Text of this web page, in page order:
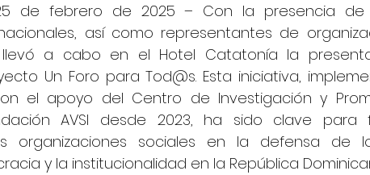
de febrero de 2025 – Con la presencia de
así como representantes de
a cabo en el Hotel Catatonía la
Un Foro para Tod@s. Esta iniciativa,
el apoyo del Centro de Investigación y
AVSI desde 2023, ha sido clave para
organizaciones sociales en la defensa de
y la institucionalidad en la República